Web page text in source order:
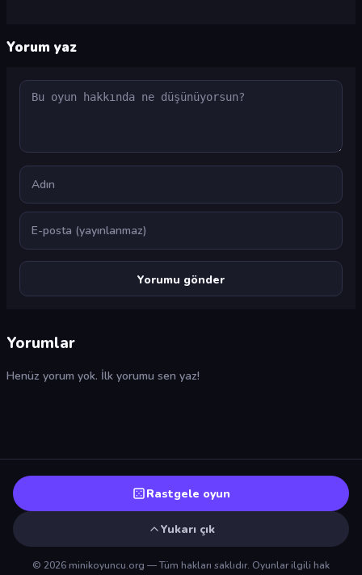
Yorum yaz
Yorum
Ad
E-posta
Yorumlar
Henüz yorum yok. İlk yorumu sen yaz!
Rastgele oyun
Yukarı çık
© 2026 minikoyuncu.org — Tüm hakları saklıdır. Oyunlar ilgili hak